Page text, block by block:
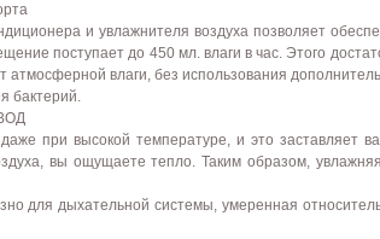
и увлажнителя воздуха позволяет
поступает до 450 мл. влаги в час. Этого
влаги, без использования
бактерий.
при высокой температуре, и это заставляет
вы ощущаете тепло. Таким образом,
для дыхательной системы, умеренная